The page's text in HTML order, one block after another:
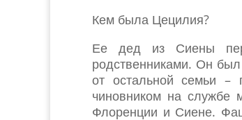
Кем была Цецилия?
Ее дед из Сиены
родственниками. Он
от остальной семьи –
чиновником на службе
Флоренции и Сиене.